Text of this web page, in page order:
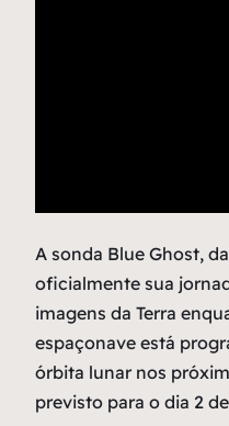
A sonda Blue Ghost,
oficialmente sua
imagens da Terra
espaçonave está
órbita lunar nos
previsto para o dia 2